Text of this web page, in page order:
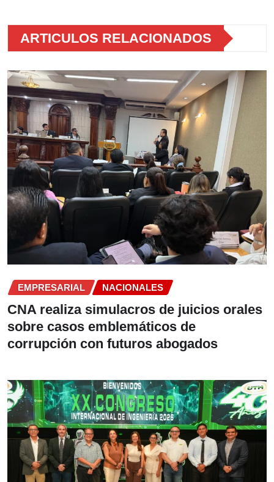
ARTICULOS RELACIONADOS
EMPRESARIAL NACIONALES
CNA realiza simulacros de juicios orales
sobre casos emblemáticos de
corrupción con futuros abogados